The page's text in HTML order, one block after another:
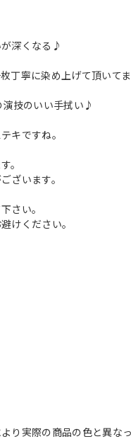
深くなる♪
丁寧に染め上げて頂いてま
演技のいい手拭い♪
キですね。
。
ざいます。
さい。
けください。
り実際の商品の色と異な